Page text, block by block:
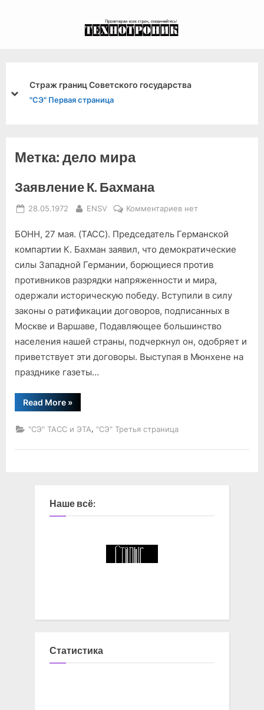
Страж границ Советского государства
"СЭ" Первая страница
prev
next
Метка: дело мира
Заявление К. Бахмана
Posted
28.05.1972 By
ENSV Комментариевк
Заявление
К.
нет
БОНН, 27 мая. (ТАСС). Председатель Германской
компартии К. Бахман заявил, что демократические
силы Западной Германии, борющиеся против
противников разрядки напряженности и мира,
одержали историческую победу. Вступили в силу
законы о ратификации договоров, подписанных в
Москве и Варшаве, Подавляющее большинство
населения нашей страны, подчеркнул он, одобряет и
приветствует эти договоры. Выступая в Мюнхене на
празднике газеты…
Read More“Заявление
К.
»
"СЭ" ТАСС и ЭТА, "СЭ" Третья страница
Наше всё:
Статистика